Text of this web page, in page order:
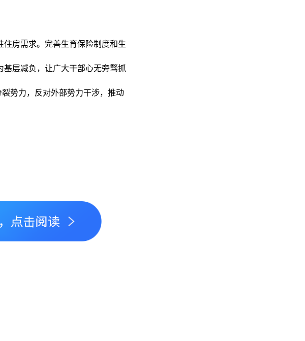
房需求。完善生育保险制度和生
层减负，让广大干部心无旁骛抓
势力，反对外部势力干涉，推动